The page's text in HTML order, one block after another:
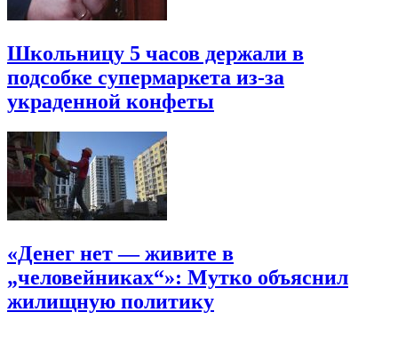
Школьницу 5 часов держали в
подсобке супермаркета из-за
украденной конфеты
«Денег нет — живите в
„человейниках“»: Мутко объяснил
жилищную политику